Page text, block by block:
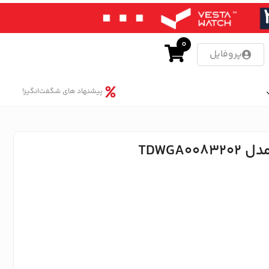
پروفایل
0
پیشنهاد های شگفت‌انگیز!